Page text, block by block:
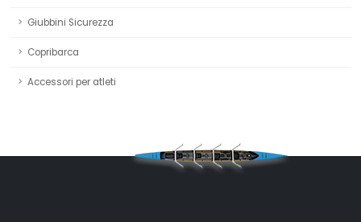
Giubbini Sicurezza
Copribarca
Accessori per atleti